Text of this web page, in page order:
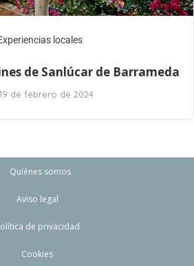
locales
de Sanlúcar de Barrameda
19 de febrero de 2024
Quiénes somos
Aviso legal
de privacidad
Cookies